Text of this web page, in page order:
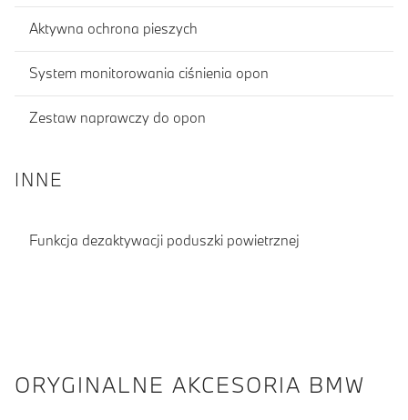
Aktywna ochrona pieszych
System monitorowania ciśnienia opon
Zestaw naprawczy do opon
INNE
Funkcja dezaktywacji poduszki powietrznej
ORYGINALNE AKCESORIA BMW